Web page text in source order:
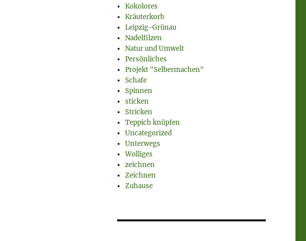
Kokolores
Kräuterkorb
Leipzig-Grünau
Nadelfilzen
Natur und Umwelt
Persönliches
Projekt "Selbermachen"
Schafe
Spinnen
sticken
Stricken
Teppich knüpfen
Uncategorized
Unterwegs
Wolliges
zeichnen
Zeichnen
Zuhause